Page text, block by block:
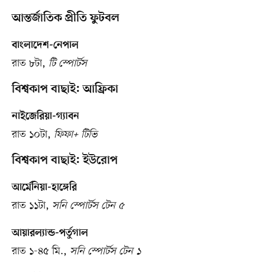
আন্তর্জাতিক প্রীতি ফুটবল
বাংলাদেশ-নেপাল
রাত ৮টা, টি স্পোর্টস
বিশ্বকাপ বাছাই: আফ্রিকা
নাইজেরিয়া-গ্যাবন
রাত ১০টা, ফিফা‍+ টিভি
বিশ্বকাপ বাছাই: ইউরোপ
আর্মেনিয়া-হাঙ্গেরি
রাত ১১টা, সনি স্পোর্টস টেন ৫
আয়ারল্যান্ড-পর্তুগাল
রাত ১-৪৫ মি., সনি স্পোর্টস টেন ১